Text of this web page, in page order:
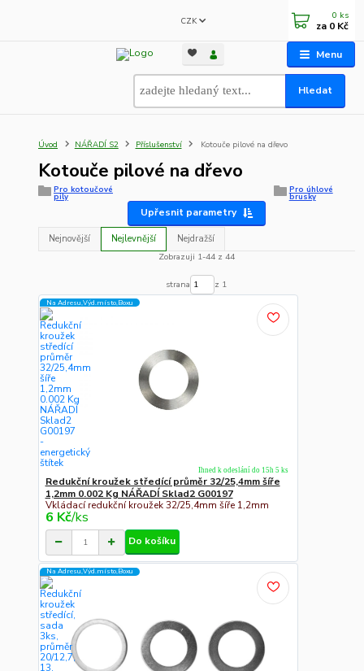
Menu
CZK
Hledat
0 ks
za 0 Kč
Úvod NÁŘADÍ S2 Příslušenství Kotouče pilové na dřevo
Kotouče pilové na dřevo
Pro kotoučové
pily
Pro úhlové
brusky
Upřesnit parametry
Nejnovější Nejlevnější
Nejdražší
Zobrazuji 1-44 z 44
strana z 1
Na Adresu,Výd.místo,Boxu
Redukční kroužek středící průměr 32/25,4mm šíře
1,2mm 0.002 Kg NÁŘADÍ Sklad2 G00197
Vkládací redukční kroužek 32/25,4mm šíře 1,2mm
6 Kč/ks
Ihned k odeslání do 15h 5 ks
Do košíku
Na Adresu,Výd.místo,Boxu